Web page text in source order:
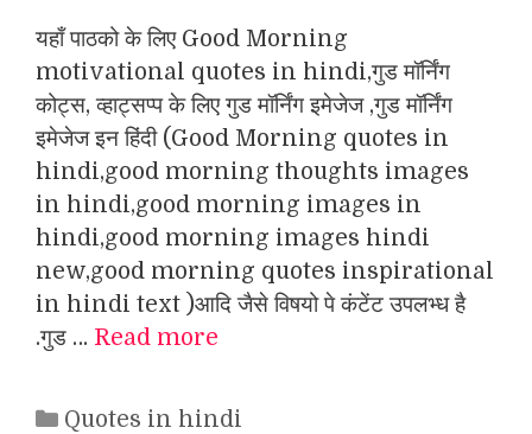
यहाँ पाठको के लिए Good Morning
motivational quotes in hindi,गुड मॉर्निंग
कोट्स, व्हाट्सप्प के लिए गुड मॉर्निंग इमेजेज ,गुड मॉर्निंग
इमेजेज इन हिंदी (Good Morning quotes in
hindi,good morning thoughts images
in hindi,good morning images in
hindi,good morning images hindi
new,good morning quotes inspirational
in hindi text )आदि जैसे विषयो पे कंटेंट उपलभ्ध है
.गुड … Read more
Categories
Quotes in hindi